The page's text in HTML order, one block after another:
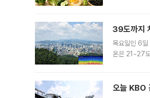
39도까지
목요일인 6일
온은 21~27
오늘 KBO